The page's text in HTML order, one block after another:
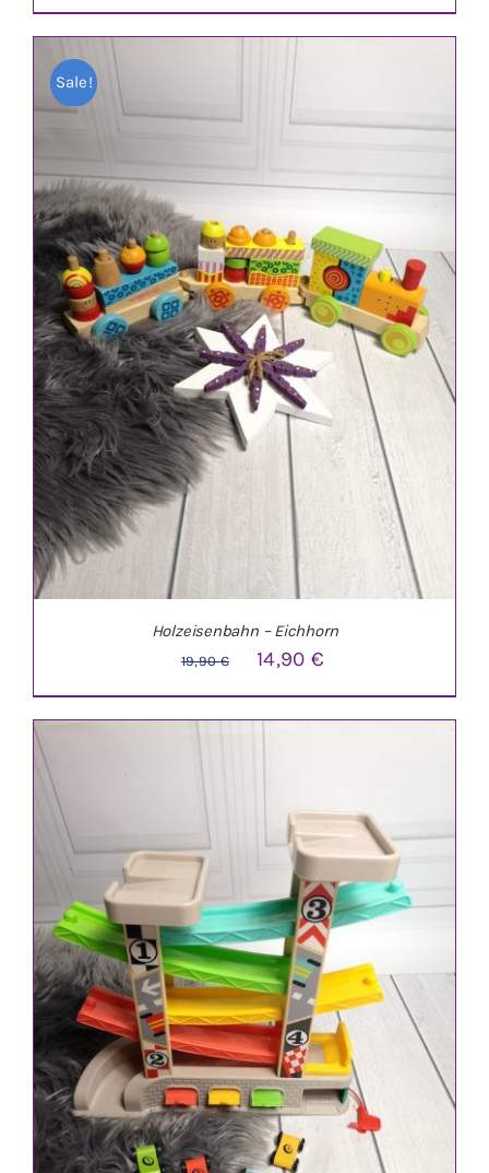
IN DEN WARENKORB
Sale!
IN DEN WARENKORB DETAILS
Holzeisenbahn – Eichhorn
19,90€
Ursprünglicher
Preis
14,90 €
Preis